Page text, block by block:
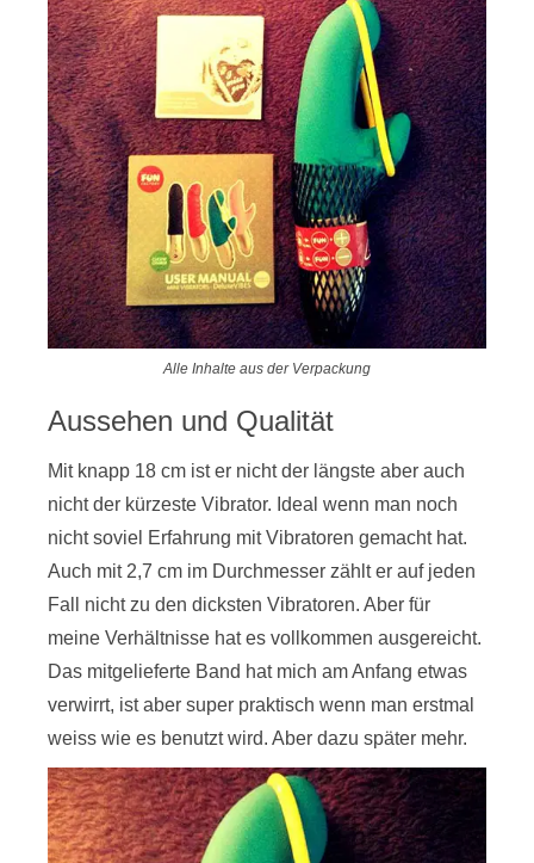
Alle Inhalte aus der Verpackung
Aussehen und Qualität
Mit knapp 18 cm ist er nicht der längste aber auch
nicht der kürzeste Vibrator. Ideal wenn man noch
nicht soviel Erfahrung mit Vibratoren gemacht hat.
Auch mit 2,7 cm im Durchmesser zählt er auf jeden
Fall nicht zu den dicksten Vibratoren. Aber für
meine Verhältnisse hat es vollkommen ausgereicht.
Das mitgelieferte Band hat mich am Anfang etwas
verwirrt, ist aber super praktisch wenn man erstmal
weiss wie es benutzt wird. Aber dazu später mehr.